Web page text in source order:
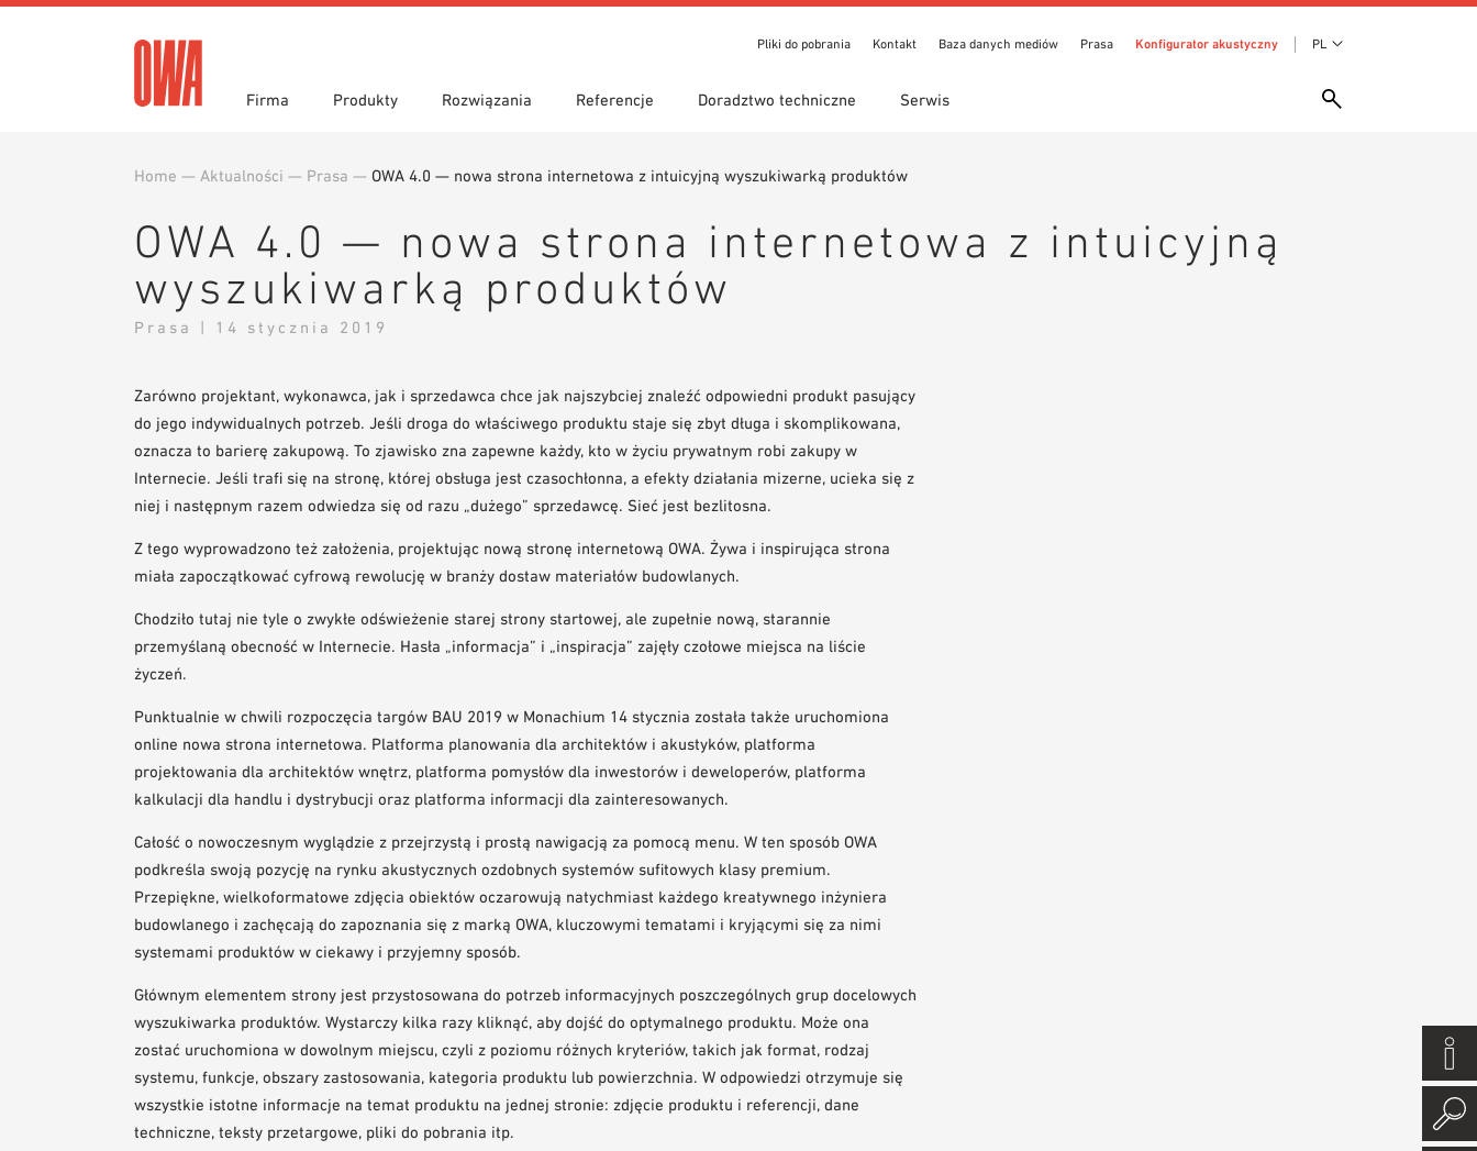
Pliki do pobrania Kontakt Baza danych mediów Prasa Konfigurator akustyczny PL
Firma
Historia Wyróżnienia Lokalizacje
Prasa Showroom 7th Floor
Produkty
Przegląd produktów Wyszukiwanie z przewodnikiem Wyszukiwanie techniczne
Rozwiązania
Funkcje Obszary zastosowania
Referencje Doradztwo techniczne Serwis
Deklaracja właściwości
Narzędzia do projektowania Biblioteka BIM/REVIT
Zamówienie próbki
Home — Aktualności — Prasa — OWA 4.0 — nowa strona internetowa z intuicyjną wyszukiwarką produktów
OWA 4.0 — nowa strona internetowa z intuicyjną
wyszukiwarką produktów
Prasa | 14 stycznia 2019
Zarówno projektant, wykonawca, jak i sprzedawca chce jak najszybciej znaleźć odpowiedni produkt pasujący
do jego indywidualnych potrzeb. Jeśli droga do właściwego produktu staje się zbyt długa i skomplikowana,
oznacza to barierę zakupową. To zjawisko zna zapewne każdy, kto w życiu prywatnym robi zakupy w
Internecie. Jeśli trafi się na stronę, której obsługa jest czasochłonna, a efekty działania mizerne, ucieka się z
niej i następnym razem odwiedza się od razu „dużego” sprzedawcę. Sieć jest bezlitosna.
Z tego wyprowadzono też założenia, projektując nową stronę internetową OWA. Żywa i inspirująca strona
miała zapoczątkować cyfrową rewolucję w branży dostaw materiałów budowlanych.
Chodziło tutaj nie tyle o zwykłe odświeżenie starej strony startowej, ale zupełnie nową, starannie
przemyślaną obecność w Internecie. Hasła „informacja” i „inspiracja” zajęły czołowe miejsca na liście
życzeń.
Punktualnie w chwili rozpoczęcia targów BAU 2019 w Monachium 14 stycznia została także uruchomiona
online nowa strona internetowa. Platforma planowania dla architektów i akustyków, platforma
projektowania dla architektów wnętrz, platforma pomysłów dla inwestorów i deweloperów, platforma
kalkulacji dla handlu i dystrybucji oraz platforma informacji dla zainteresowanych.
Całość o nowoczesnym wyglądzie z przejrzystą i prostą nawigacją za pomocą menu. W ten sposób OWA
podkreśla swoją pozycję na rynku akustycznych ozdobnych systemów sufitowych klasy premium.
Przepiękne, wielkoformatowe zdjęcia obiektów oczarowują natychmiast każdego kreatywnego inżyniera
budowlanego i zachęcają do zapoznania się z marką OWA, kluczowymi tematami i kryjącymi się za nimi
systemami produktów w ciekawy i przyjemny sposób.
Głównym elementem strony jest przystosowana do potrzeb informacyjnych poszczególnych grup docelowych
wyszukiwarka produktów. Wystarczy kilka razy kliknąć, aby dojść do optymalnego produktu. Może ona
zostać uruchomiona w dowolnym miejscu, czyli z poziomu różnych kryteriów, takich jak format, rodzaj
systemu, funkcje, obszary zastosowania, kategoria produktu lub powierzchnia. W odpowiedzi otrzymuje się
wszystkie istotne informacje na temat produktu na jednej stronie: zdjęcie produktu i referencji, dane
techniczne, teksty przetargowe, pliki do pobrania itp.